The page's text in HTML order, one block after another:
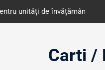
din România
Carti /